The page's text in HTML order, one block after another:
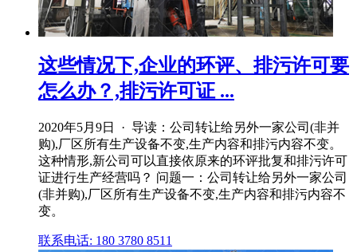
这些情况下,企业的环评、排污许可要
怎么办？,排污许可证 ...
2020年5月9日 · 导读：公司转让给另外一家公司(非并
购),厂区所有生产设备不变,生产内容和排污内容不变。
这种情形,新公司可以直接依原来的环评批复和排污许可
证进行生产经营吗？ 问题一：公司转让给另外一家公司
(非并购),厂区所有生产设备不变,生产内容和排污内容不
变。
联系电话: 180 3780 8511